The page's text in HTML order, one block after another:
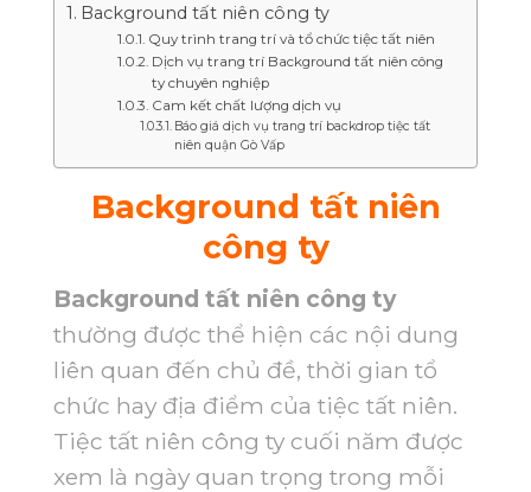
Background tất niên công ty
Quy trình trang trí và tổ chức tiệc tất niên
Dịch vụ trang trí Background tất niên công
ty chuyên nghiệp
Cam kết chất lượng dịch vụ
Báo giá dịch vụ trang trí backdrop tiệc tất
niên quận Gò Vấp
Background tất niên
công ty
Background tất niên công ty
thường được thể hiện các nội dung
liên quan đến chủ đề, thời gian tổ
chức hay địa điểm của tiệc tất niên.
Tiệc tất niên công ty cuối năm được
xem là ngày quan trọng trong mỗi